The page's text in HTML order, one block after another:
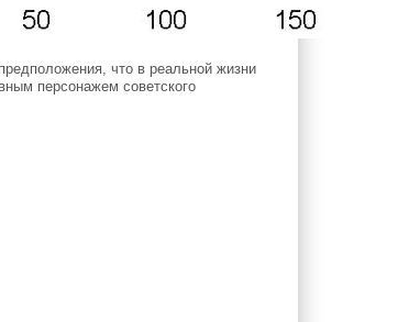
что в реальной жизни
персонажем советского